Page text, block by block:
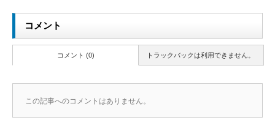
コメント
トラックバックは利用できません。
コメント (0)
この記事へのコメントはありません。